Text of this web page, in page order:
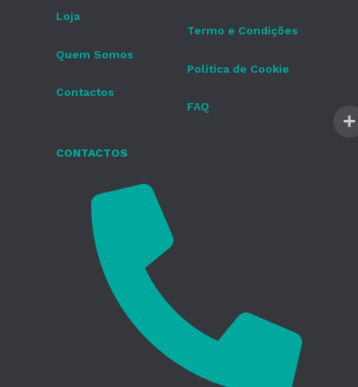
Loja
Quem Somos
Contactos
Termo e Condições
Política de Cookie
FAQ
CONTACTOS